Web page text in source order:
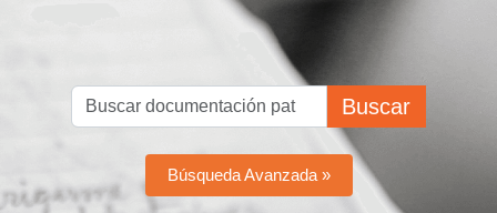
Buscar
Búsqueda Avanzada »